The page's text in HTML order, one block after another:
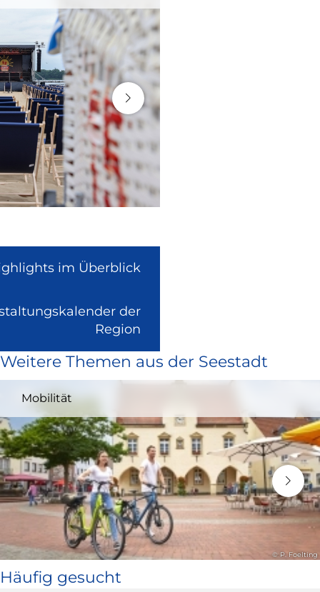
im Überblick
der
Region
extern
und
in
neuem
Fenster)
Weitere Themen aus der Seestadt
Mobilität
© P. Foelting
Häufig gesucht